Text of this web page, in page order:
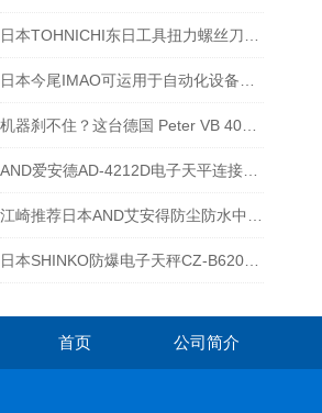
首页 公司简介